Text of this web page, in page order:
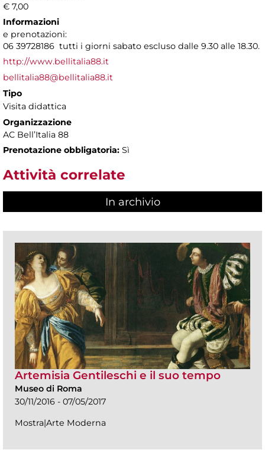
€ 7,00
Informazioni
e prenotazioni:
06 39728186 tutti i giorni sabato escluso dalle 9.30 alle 18.30.
http://www.bellitalia88.it
bellitalia88@bellitalia88.it
Tipo
Visita didattica
Organizzazione
AC Bell’Italia 88
Prenotazione obbligatoria: Sì
Attività correlate
In archivio
Artemisia Gentileschi e il suo tempo
Museo di Roma
30/11/2016 - 07/05/2017
Mostra|Arte Moderna